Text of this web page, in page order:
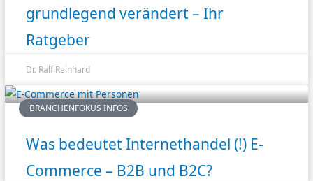
grundlegend verändert – Ihr
Ratgeber
Dr. Ralf Reinhard
BRANCHENFOKUS INFOS
Was bedeutet Internethandel (!) E-
Commerce – B2B und B2C?